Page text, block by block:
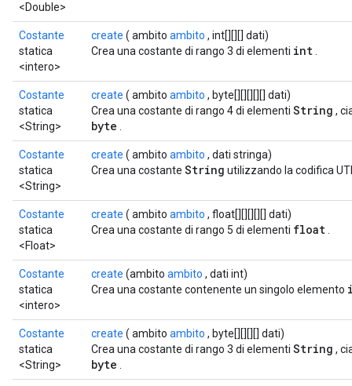
<Double>
Costante
statica
<intero>
create ( ambito ambito , int[][][] dati)
Crea una costante di rango 3 di elementi int
Costante
statica
<String>
create ( ambito ambito , byte[][][][][] dati)
Crea una costante di rango 4 di elementi String ,
byte
Costante
statica
<String>
create ( ambito ambito , dati stringa)
Crea una costante String utilizzando la codifica
Costante
statica
<Float>
create ( ambito ambito , float[][][][][] dati)
Crea una costante di rango 5 di elementi float
Costante
statica
<intero>
create (ambito ambito , dati int)
Crea una costante contenente un singolo elemento
Costante
statica
<String>
create ( ambito ambito , byte[][][][] dati)
Crea una costante di rango 3 di elementi String ,
byte